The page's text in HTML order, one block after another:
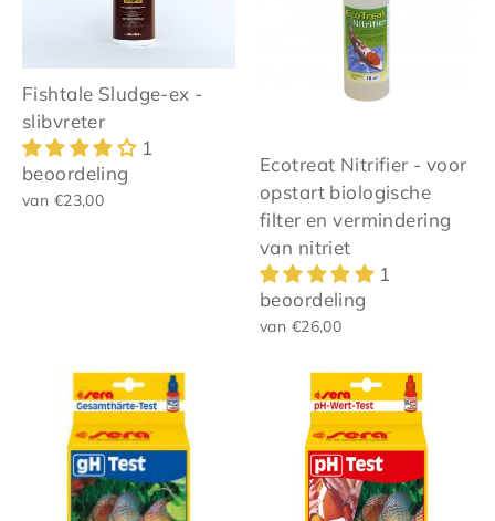
Fishtale Sludge-ex -
slibvreter
1
beoordeling
van €23,00
Ecotreat Nitrifier - voor
opstart biologische
filter en vermindering
van nitriet
1
beoordeling
van €26,00